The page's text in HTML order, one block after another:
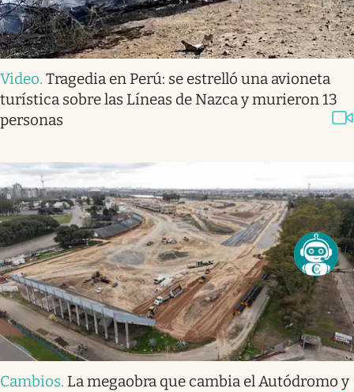
Video. Tragedia en Perú: se estrelló una avioneta
turística sobre las Líneas de Nazca y murieron 13
personas
Cambios. La megaobra que cambia el Autódromo y